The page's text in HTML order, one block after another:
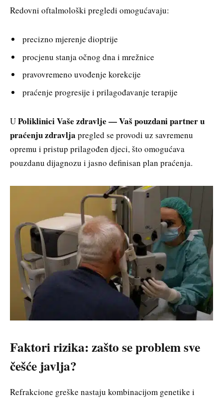
Redovni oftalmološki pregledi omogućavaju:
precizno mjerenje dioptrije
procjenu stanja očnog dna i mrežnice
pravovremeno uvođenje korekcije
praćenje progresije i prilagođavanje terapije
UPoliklinici Vaše zdravlje — Vaš pouzdani partner u
praćenju zdravlja pregled se provodi uz savremenu
opremu i pristup prilagođen djeci, što omogućava
pouzdanu dijagnozu i jasno definisan plan praćenja.
Faktori rizika: zašto se problem sve
češće javlja?
Refrakcione greške nastaju kombinacijom genetike i